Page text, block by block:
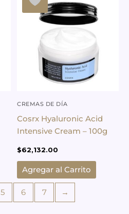
CREMAS DE DÍA
Cosrx Hyaluronic Acid
Intensive Cream – 100g
$62,132.00
Agregar al Carrito
5 6 7 →